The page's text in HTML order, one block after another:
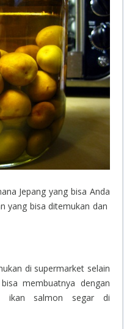
Jepang yang bisa Anda
yang bisa ditemukan dan
di supermarket selain
membuatnya dengan
ikan salmon segar di